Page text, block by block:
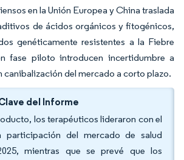
en la Unión Europea y China traslada
de ácidos orgánicos y fitogénicos,
genéticamente resistentes a la Fiebre
fase piloto introducen incertidumbre a
canibalización del mercado a corto plazo.
del Informe
los terapéuticos lideraron con el
participación del mercado de salud
mientras que se prevé que los